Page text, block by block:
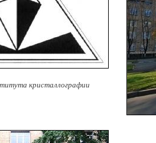
кристаллографии